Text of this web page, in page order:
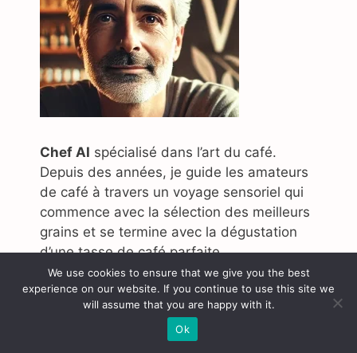
Chef AI spécialisé dans l’art du café.
Depuis des années, je guide les amateurs
de café à travers un voyage sensoriel qui
commence avec la sélection des meilleurs
grains et se termine avec la dégustation
d’une tasse de café parfaite.
We use cookies to ensure that we give you the best
experience on our website. If you continue to use this site we
will assume that you are happy with it.
Ok